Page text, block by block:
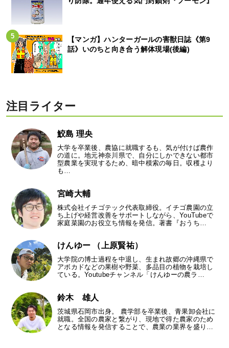
【マンガ】ハンターガールの害獣日誌《第9
話》いのちと向き合う解体現場(後編)
注目ライター
鮫島 理央
大学を卒業後、農協に就職するも、気が付けば農作
の道に。地元神奈川県で、自分にしかできない都市
型農業を実現するため、暗中模索の毎日。収穫より
も…
宮崎大輔
株式会社イチゴテック代表取締役。イチゴ農園の立
ち上げや経営改善をサポートしながら、YouTubeで
家庭菜園のお役立ち情報を発信。著書『おうち…
けんゆー （上原賢祐）
大学院の博士過程を中退し、生まれ故郷の沖縄県で
アボカドなどの果樹や野菜、多品目の植物を栽培し
ている。Youtubeチャンネル「けんゆーの農ラ…
鈴木 雄人
茨城県石岡市出身。 農学部を卒業後、青果卸会社に
就職。全国の農家と繋がり、現地で得た農家のため
となる情報を発信することで、農業の業界を盛り…